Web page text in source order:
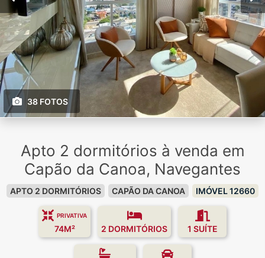
38 FOTOS
Apto 2 dormitórios à venda em
Capão da Canoa, Navegantes
APTO 2 DORMITÓRIOS CAPÃO DA CANOA IMÓVEL 12660
PRIVATIVA
74M² 2 DORMITÓRIOS 1 SUÍTE